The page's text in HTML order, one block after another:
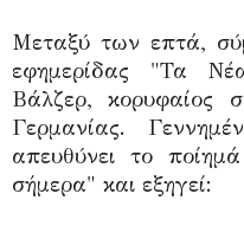
Μεταξύ των επτά,
εφημερίδας "Τα
Βάλζερ, κορυφαίος
Γερμανίας.
απευθύνει το
σήμερα" και εξηγεί: